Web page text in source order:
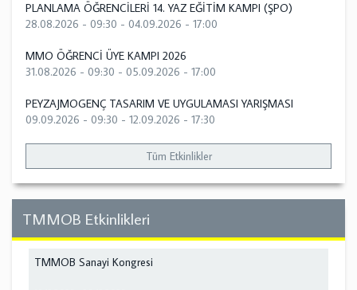
PLANLAMA ÖĞRENCİLERİ 14. YAZ EĞİTİM KAMPI (ŞPO)
28.08.2026 - 09:30 - 04.09.2026 - 17:00
MMO ÖĞRENCİ ÜYE KAMPI 2026
31.08.2026 - 09:30 - 05.09.2026 - 17:00
PEYZAJMOGENÇ TASARIM VE UYGULAMASI YARIŞMASI
09.09.2026 - 09:30 - 12.09.2026 - 17:30
Tüm Etkinlikler
TMMOB Etkinlikleri
TMMOB Sanayi Kongresi